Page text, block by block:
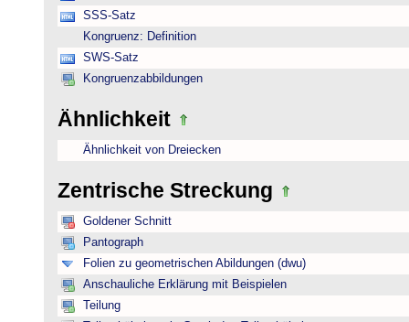
SSS-Satz
Kongruenz: Definition
SWS-Satz
Kongruenzabbildungen
Ähnlichkeit
Ähnlichkeit von Dreiecken
Zentrische Streckung
Goldener Schnitt
Pantograph
Folien zu geometrischen Abildungen (dwu)
Anschauliche Erklärung mit Beispielen
Teilung